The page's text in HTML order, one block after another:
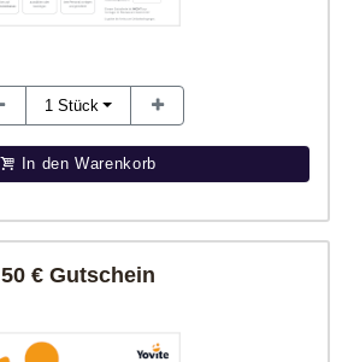
1 Stück
In den Warenkorb
50 € Gutschein